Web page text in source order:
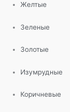
Желтые
Зеленые
Золотые
Изумрудные
Коричневые